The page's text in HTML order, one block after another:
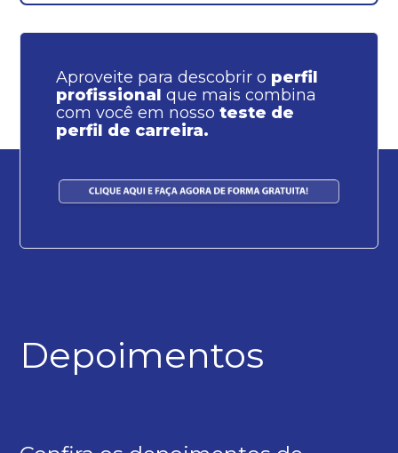
Aproveite para descobrir o perfil
profissional que mais combina
com você em nossoteste de
perfil de carreira.
Depoimentos